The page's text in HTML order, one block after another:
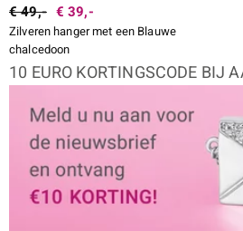
€ 49,- € 39,-
Zilveren hanger met een Blauwe
chalcedoon
10 EURO KORTINGSCODE BIJ